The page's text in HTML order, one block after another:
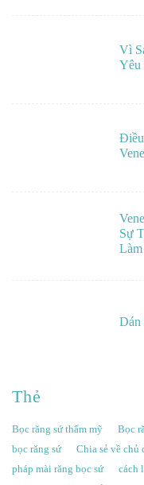
Vì
Yêu
Sự
Làm
Dán
Thẻ
Bọc răng sứ thẩm mỹ Bọc
bọc răng sứ
Chia sẻ về chủ
pháp mài răng bọc sứ
cách